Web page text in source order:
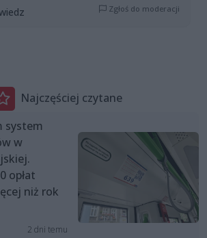
Zgłoś do moderacji
Najczęściej czytane
system
w
opłat
niż rok
2 dni temu